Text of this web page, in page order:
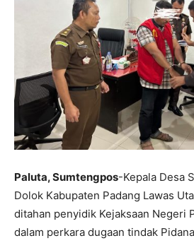
Paluta, Sumtengpos-Kepala Desa
Dolok Kabupaten Padang Lawas
ditahan penyidik Kejaksaan Negeri
dalam perkara dugaan tindak